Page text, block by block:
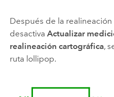
Después de la
desactiva Actualizar
realineación cartográfica,
ruta lollipop.